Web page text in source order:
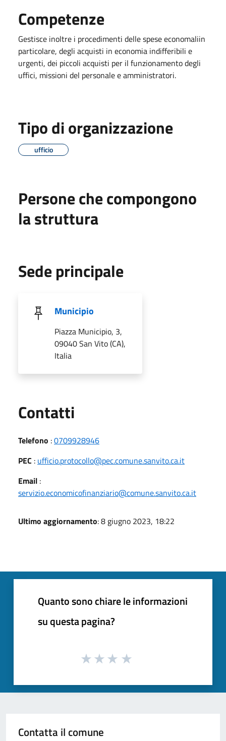
Competenze
Gestisce inoltre i procedimenti delle spese economaliin
particolare, degli acquisti in economia indifferibili e
urgenti, dei piccoli acquisti per il funzionamento degli
uffici, missioni del personale e amministratori.
Tipo di organizzazione
ufficio
Persone che compongono
la struttura
Sede principale
Municipio
Piazza Municipio, 3,
09040 San Vito (CA),
Italia
Contatti
Telefono :0709928946
PEC : ufficio.protocollo@pec.comune.sanvito.ca.it
Email :
servizio.economicofinanziario@comune.sanvito.ca.it
Ultimo aggiornamento: 8 giugno 2023, 18:22
Quanto sono chiare le informazioni
su questa pagina?
Contatta il comune